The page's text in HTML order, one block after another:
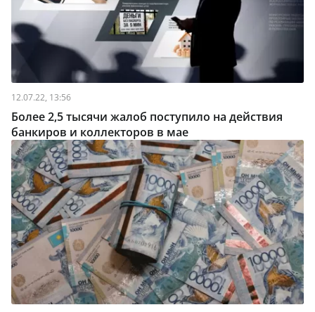
12.07.22, 13:56
Более 2,5 тысячи жалоб поступило на действия
банкиров и коллекторов в мае